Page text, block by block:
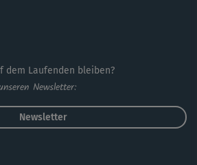
dem Laufenden bleiben?
Newsletter:
Newsletter